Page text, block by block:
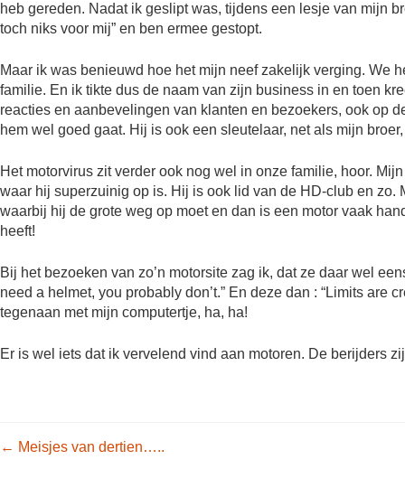
heb gereden. Nadat ik geslipt was, tijdens een lesje van mijn
toch niks voor mij” en ben ermee gestopt.
Maar ik was benieuwd hoe het mijn neef zakelijk verging. We
familie. En ik tikte dus de naam van zijn business in en toen
reacties en aanbevelingen van klanten en bezoekers, ook op
hem wel goed gaat. Hij is ook een sleutelaar, net als mijn
Het motorvirus zit verder ook nog wel in onze familie, hoor.
waar hij superzuinig op is. Hij is ook lid van de HD-club en
waarbij hij de grote weg op moet en dan is een motor vaak
heeft!
Bij het bezoeken van zo’n motorsite zag ik, dat ze daar wel
need a helmet, you probably don’t.” En deze dan : “Limits
tegenaan met mijn computertje, ha, ha!
Er is wel iets dat ik vervelend vind aan motoren. De
Post navigation
← Meisjes van dertien…..